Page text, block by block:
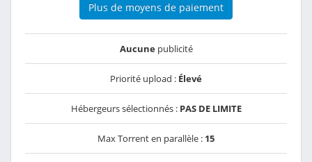
Plus de moyens de paiement
Aucunepublicité
Priorité upload : Élevé
Hébergeurs sélectionnés : PAS DE LIMITE
Max Torrent en parallèle : 15